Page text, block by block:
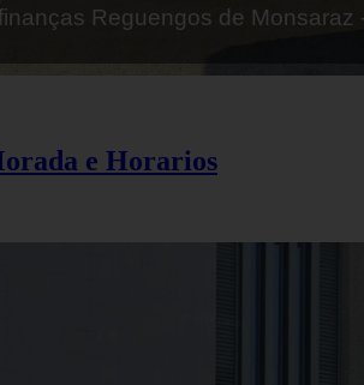
Mangualde - Contactos,
e Horarios